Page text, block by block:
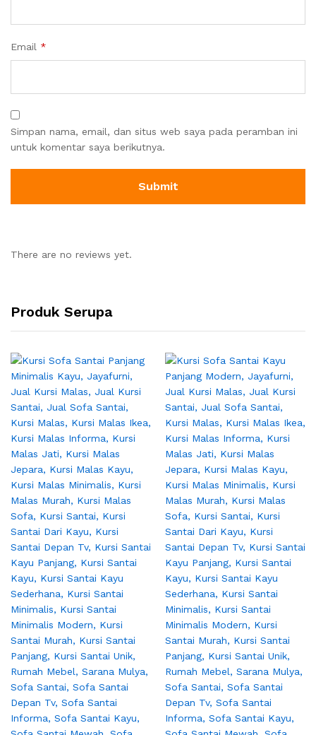
Email *
Simpan nama, email, dan situs web saya pada peramban ini
untuk komentar saya berikutnya.
There are no reviews yet.
Produk Serupa